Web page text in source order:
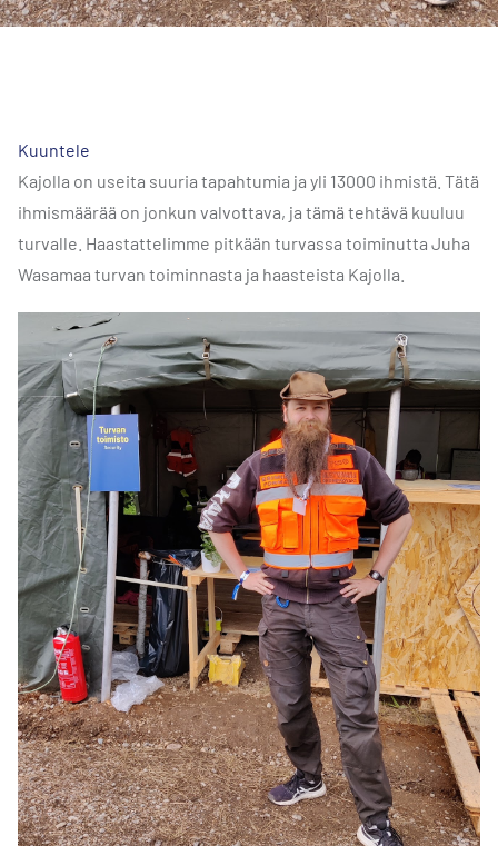
Kuuntele
Kajolla on useita suuria tapahtumia ja yli 13000 ihmistä. Tätä
ihmismäärää on jonkun valvottava, ja tämä tehtävä kuuluu
turvalle. Haastattelimme pitkään turvassa toiminutta Juha
Wasamaa turvan toiminnasta ja haasteista Kajolla.